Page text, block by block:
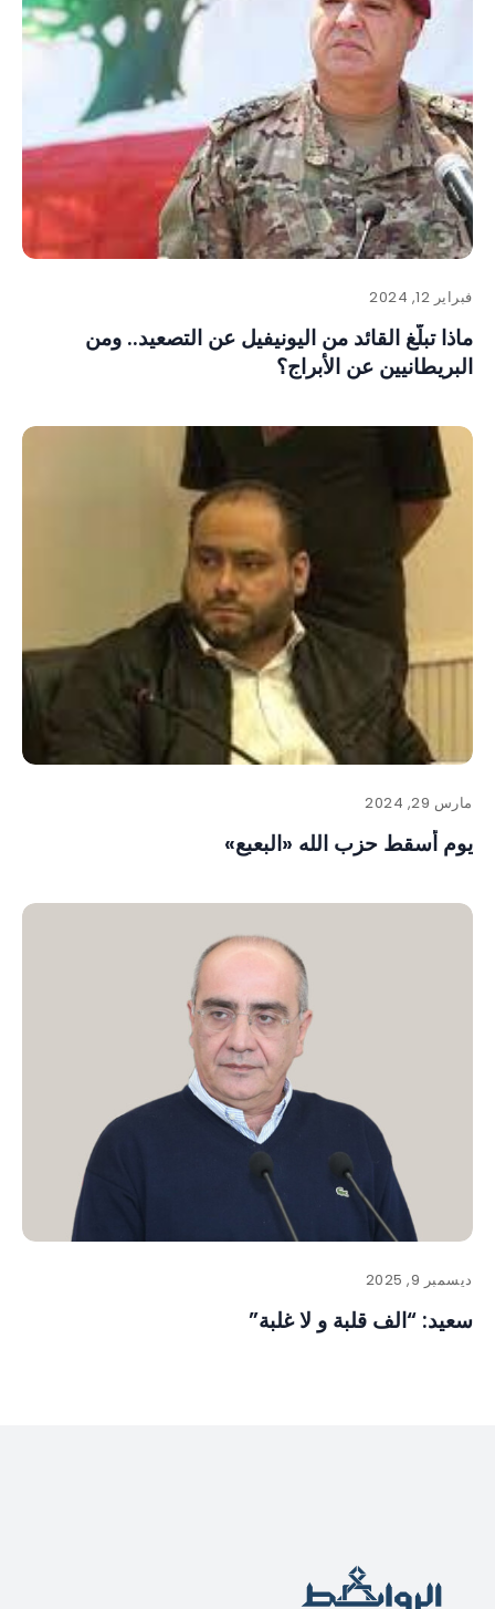
فبراير 12, 2024
ماذا تبلّغ القائد من اليونيفيل عن التصعيد.. ومن
البريطانيين عن الأبراج؟
مارس 29, 2024
يوم أسقط حزب الله «البعبع»
ديسمبر 9, 2025
سعيد: “الف قلبة و لا غلبة”